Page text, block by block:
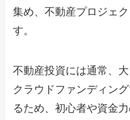
集め、不動産プロジェ
す。
不動産投資には通常、
クラウドファンディン
るため、初心者や資金